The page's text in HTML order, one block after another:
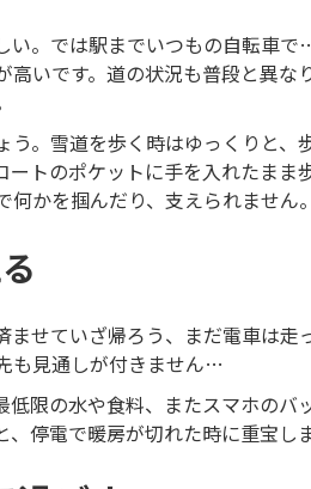
い。では駅までいつもの自転車
高いです。道の状況も普段と異な
う。雪道を歩く時はゆっくりと、
ートのポケットに手を入れたまま
かを掴んだり、支えられません。
ませていざ帰ろう、まだ電車は
も見通しが付きません…
低限の水や食料、またスマホの
停電で暖房が切れた時に重宝しま